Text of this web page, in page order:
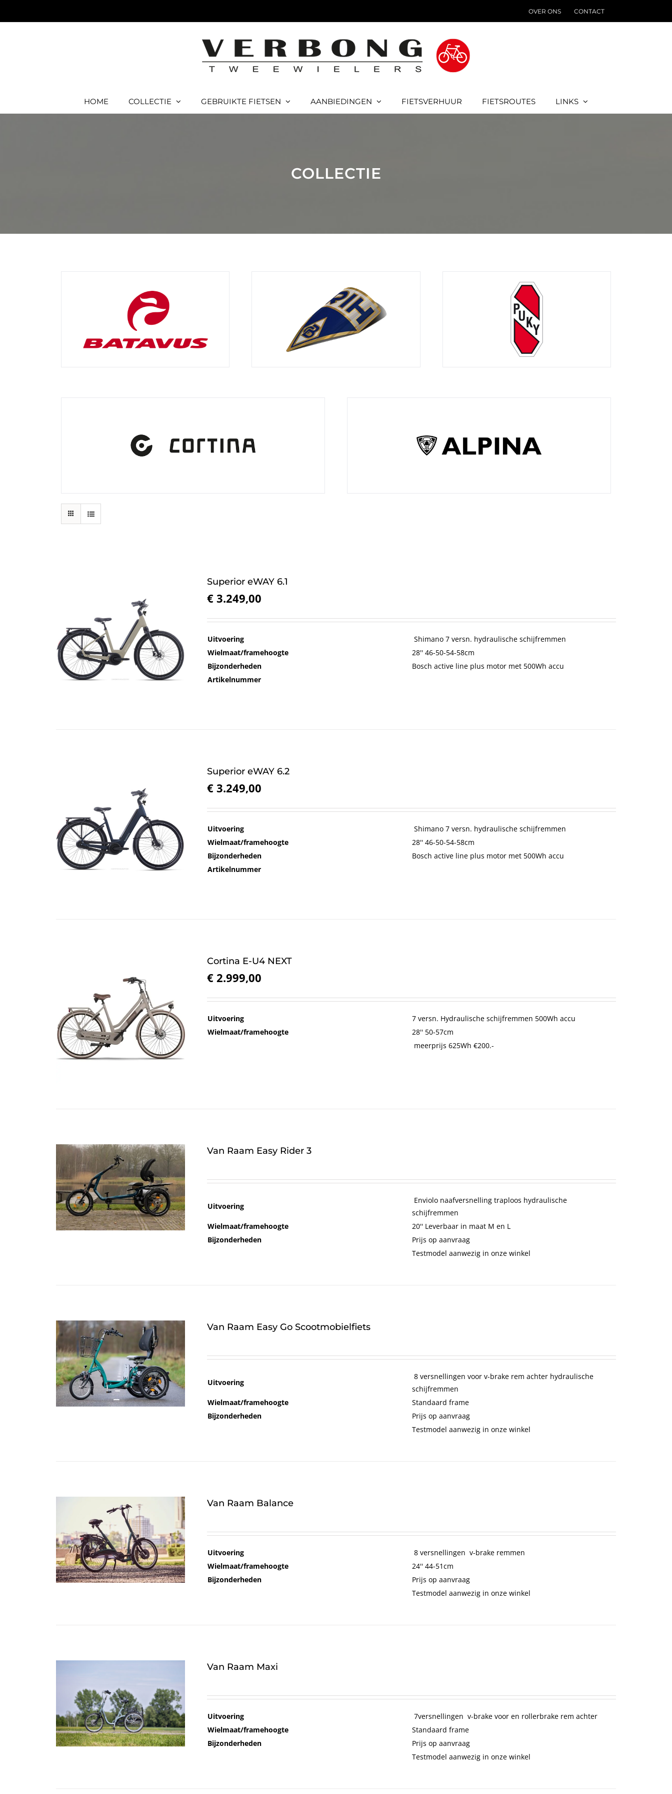
OVER ONS CONTACT
HOME COLLECTIE GEBRUIKTE FIETSEN AANBIEDINGEN FIETSVERHUUR FIETSROUTES LINKS
COLLECTIE
Superior eWAY 6.1
€ 3.249,00
Uitvoering
Shimano 7 versn. hydraulische schijfremmen
Wielmaat/framehoogte
28'' 46-50-54-58cm
Bijzonderheden
Bosch active line plus motor met 500Wh accu
Artikelnummer
Superior eWAY 6.2
€ 3.249,00
Uitvoering
Shimano 7 versn. hydraulische schijfremmen
Wielmaat/framehoogte
28'' 46-50-54-58cm
Bijzonderheden
Bosch active line plus motor met 500Wh accu
Artikelnummer
Cortina E-U4 NEXT
€ 2.999,00
Uitvoering
7 versn. Hydraulische schijfremmen 500Wh accu
Wielmaat/framehoogte
28'' 50-57cm
meerprijs 625Wh €200.-
Van Raam Easy Rider 3
Uitvoering
Enviolo naafversnelling traploos hydraulische
schijfremmen
Wielmaat/framehoogte
20'' Leverbaar in maat M en L
Bijzonderheden
Prijs op aanvraag
Testmodel aanwezig in onze winkel
Van Raam Easy Go Scootmobielfiets
Uitvoering
8 versnellingen voor v-brake rem achter hydraulische
schijfremmen
Wielmaat/framehoogte
Standaard frame
Bijzonderheden
Prijs op aanvraag
Testmodel aanwezig in onze winkel
Van Raam Balance
Uitvoering
8 versnellingen v-brake remmen
Wielmaat/framehoogte
24'' 44-51cm
Bijzonderheden
Prijs op aanvraag
Testmodel aanwezig in onze winkel
Van Raam Maxi
Uitvoering
7versnellingen v-brake voor en rollerbrake rem achter
Wielmaat/framehoogte
Standaard frame
Bijzonderheden
Prijs op aanvraag
Testmodel aanwezig in onze winkel